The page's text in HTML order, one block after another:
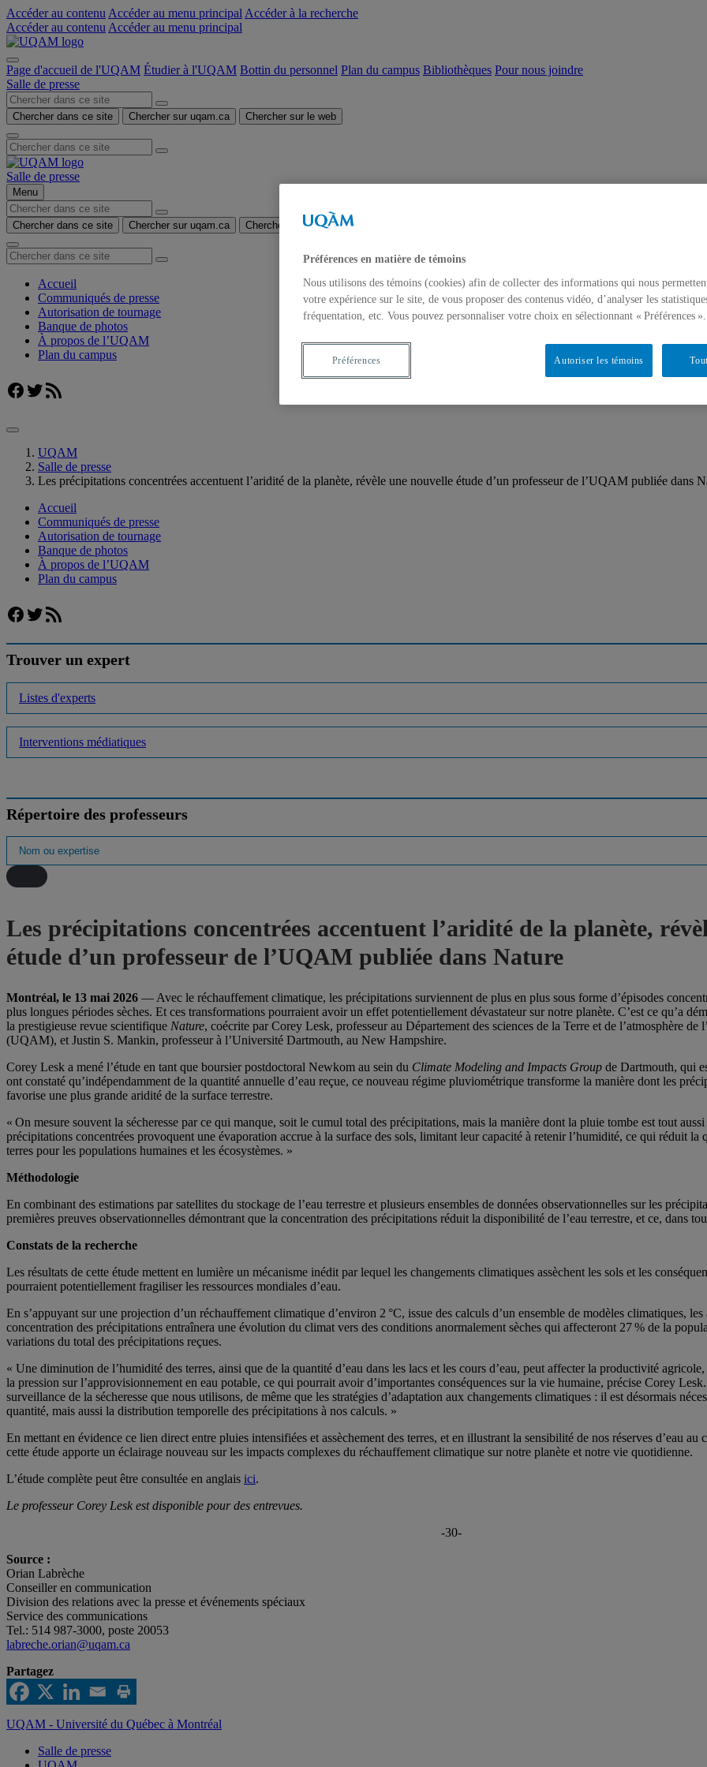
Accéder au contenu Accéder au menu principal Accéder à la recherche
Accéder au contenu Accéder au menu principal
Page d'accueil de l'UQAM Étudier à l'UQAM Bottin du personnel Plan du campus Bibliothèques Pour nous joindre
Salle de presse
Chercher dans ce site Chercher sur uqam.ca Chercher sur le web
Salle de presse
Menu
Chercher dans ce site Chercher sur uqam.ca Chercher sur le web
Accueil
Communiqués de presse
Autorisation de tournage
Banque de photos
À propos de l’UQAM
Plan du campus
Facebook
Twitter
Flux RSS
UQAM
Salle de presse
Les précipitations concentrées accentuent l’aridité de la planète, révèle une nouvelle étude d’un professeur de l’UQAM publiée dans
Accueil
Communiqués de presse
Autorisation de tournage
Banque de photos
À propos de l’UQAM
Plan du campus
Facebook
Twitter
Flux RSS
Trouver un expert
Listes d'experts
Interventions médiatiques
Répertoire des professeurs
Les précipitations concentrées accentuent l’aridité de la planète,
étude d’un professeur de l’UQAM publiée dans Nature
Montréal, le 13 mai 2026 — Avec le réchauffement climatique, les précipitations surviennent de plus en plus sous forme d’épisodes
plus longues périodes sèches. Et ces transformations pourraient avoir un effet potentiellement dévastateur sur notre planète. C’est ce qu’a
la prestigieuse revue scientifique Nature, coécrite par Corey Lesk, professeur au Département des sciences de la Terre et de l’atmosphère
(UQAM), et Justin S. Mankin, professeur à l’Université Dartmouth, au New Hampshire.
Corey Lesk a mené l’étude en tant que boursier postdoctoral Newkom au sein du Climate Modeling and Impacts Group de Dartmouth, qui
ont constaté qu’indépendamment de la quantité annuelle d’eau reçue, ce nouveau régime pluviométrique transforme la manière dont les
favorise une plus grande aridité de la surface terrestre.
« On mesure souvent la sécheresse par ce qui manque, soit le cumul total des précipitations, mais la manière dont la pluie tombe est tout
précipitations concentrées provoquent une évaporation accrue à la surface des sols, limitant leur capacité à retenir l’humidité, ce qui réduit la
terres pour les populations humaines et les écosystèmes. »
Méthodologie
En combinant des estimations par satellites du stockage de l’eau terrestre et plusieurs ensembles de données observationnelles sur les
premières preuves observationnelles démontrant que la concentration des précipitations réduit la disponibilité de l’eau terrestre, et ce, dans
Constats de la recherche
Les résultats de cette étude mettent en lumière un mécanisme inédit par lequel les changements climatiques assèchent les sols et les
pourraient potentiellement fragiliser les ressources mondiales d’eau.
En s’appuyant sur une projection d’un réchauffement climatique d’environ 2 °C, issue des calculs d’un ensemble de modèles climatiques,
concentration des précipitations entraînera une évolution du climat vers des conditions anormalement sèches qui affecteront 27 % de la
variations du total des précipitations reçues.
« Une diminution de l’humidité des terres, ainsi que de la quantité d’eau dans les lacs et les cours d’eau, peut affecter la productivité
la pression sur l’approvisionnement en eau potable, ce qui pourrait avoir d’importantes conséquences sur la vie humaine, précise Corey
surveillance de la sécheresse que nous utilisons, de même que les stratégies d’adaptation aux changements climatiques : il est désormais
quantité, mais aussi la distribution temporelle des précipitations à nos calculs. »
En mettant en évidence ce lien direct entre pluies intensifiées et assèchement des terres, et en illustrant la sensibilité de nos réserves d’eau au
cette étude apporte un éclairage nouveau sur les impacts complexes du réchauffement climatique sur notre planète et notre vie quotidienne.
L’étude complète peut être consultée en anglais ici.
Le professeur Corey Lesk est disponible pour des entrevues.
-30-
Source :
Orian Labrèche
Conseiller en communication
Division des relations avec la presse et événements spéciaux
Service des communications
Tel.: 514 987-3000, poste 20053
labreche.orian@uqam.ca
Partagez
UQAM - Université du Québec à Montréal
Salle de presse
Préférences en matière de témoins
Nous utilisons des témoins (cookies) afin de collecter des informations qui nous
votre expérience sur le site, de vous proposer des contenus vidéo, d’analyser les
fréquentation, etc. Vous pouvez personnaliser votre choix en sélectionnant « Préférences ».
Autoriser les témoins
Préférences